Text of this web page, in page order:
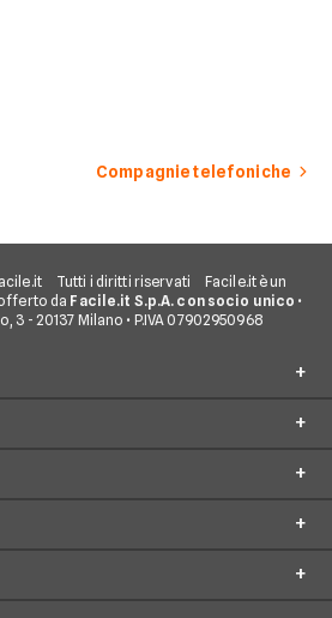
Compagnie telefoniche
Tutti i diritti riservati
Facile.it è un
da Facile.it S.p.A. con socio unico •
3 - 20137 Milano • P.IVA 07902950968